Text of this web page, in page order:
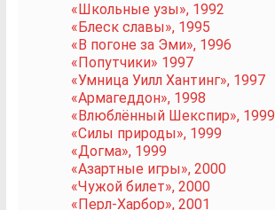
«Школьные узы», 1992
«Блеск славы», 1995
«В погоне за Эми», 1996
«Попутчики» 1997
«Умница Уилл Хантинг», 1997
«Армагеддон», 1998
«Влюблённый Шекспир», 1999
«Силы природы», 1999
«Догма», 1999
«Азартные игры», 2000
«Чужой билет», 2000
«Перл-Харбор», 2001